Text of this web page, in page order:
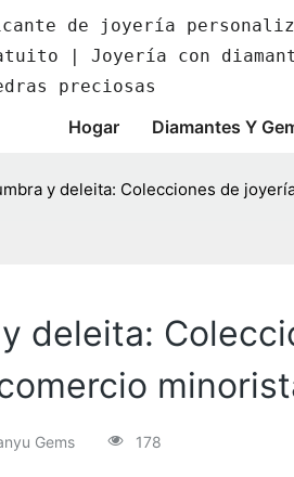
de joyería
| Joyería con
preciosas
Hogar Diamantes Y
y deleita: Colecciones de
deleita:
Gems 178